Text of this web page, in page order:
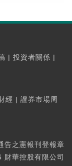
| 投資者關係 |
經 | 證券市場周
告之憲報刊登報章
華控股有限公司